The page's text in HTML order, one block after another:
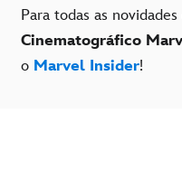
Para todas as novidades
Cinematográfico
o Marvel Insider!